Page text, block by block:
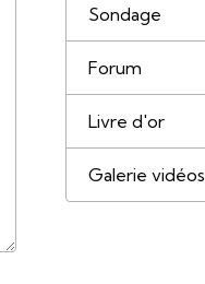
Sondage
Forum
Livre d'or
Galerie vidéos